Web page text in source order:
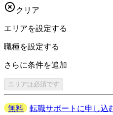
 クリア
エリアを設定する
職種を設定する
さらに条件を追加
エリアは必須です
無料 転職サポートに申し込